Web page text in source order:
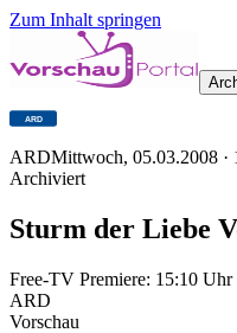
Zum Inhalt springen
ARDMittwoch, 05.03.2008 ·
Archiviert
Sturm der Liebe
Free-TV Premiere: 15:10 Uhr
ARD
Vorschau